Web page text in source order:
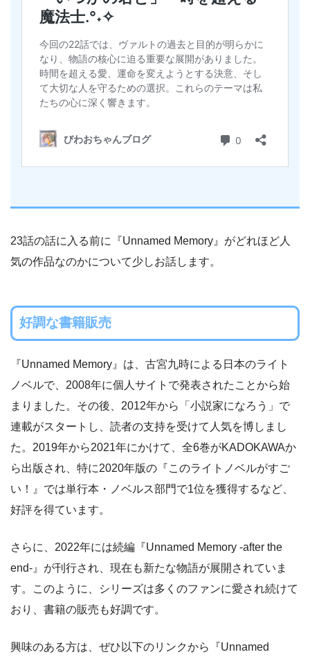
23話の話に入る前に『Unnamed Memory』がどれほど人
気の作品なのかについて少しお話します。
好調な書籍販売
『Unnamed Memory』は、古宮九時による日本のライト
ノベルで、2008年に個人サイトで発表されたことから始
まりました。その後、2012年から「小説家になろう」で
連載がスタートし、読者の支持を受けて人気を博しまし
た。2019年から2021年にかけて、全6巻がKADOKAWAか
ら出版され、特に2020年版の『このライトノベルがすご
い！』では単行本・ノベルス部門で1位を獲得するなど、
好評を得ています。
さらに、2022年には続編『Unnamed Memory -after the
end-』が刊行され、現在も新たな物語が展開されていま
す。このように、シリーズは多くのファンに愛され続けて
おり、書籍の販売も好調です。
興味のある方は、ぜひ以下のリンクから『Unnamed